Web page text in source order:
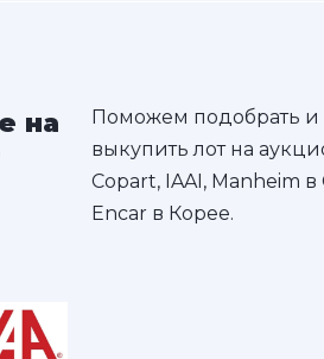
на
Поможем подобрать и
выкупить лот на
Copart, IAAI, Manheim
Encar в Корее.